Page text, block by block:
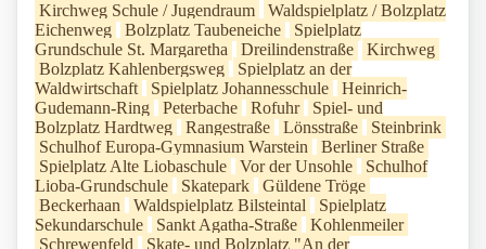
Kirchweg Schule / Jugendraum
Waldspielplatz / Bolzplatz
Eichenweg
Bolzplatz Taubeneiche
Spielplatz
Grundschule St. Margaretha
Dreilindenstraße
Kirchweg
Bolzplatz Kahlenbergsweg
Spielplatz an der
Waldwirtschaft
Spielplatz Johannesschule
Heinrich-
Gudemann-Ring
Peterbache Rofuhr
Spiel- und
Bolzplatz Hardtweg
Rangestraße Lönsstraße
Steinbrink
Schulhof Europa-Gymnasium Warstein
Berliner Straße
Spielplatz Alte Liobaschule
Vor der Unsohle
Schulhof
Lioba-Grundschule
Skatepark
Güldene Tröge
Beckerhaan
Waldspielplatz Bilsteintal
Spielplatz
Sekundarschule
Sankt Agatha-Straße
Kohlenmeiler
Schrewenfeld
Skate- und Bolzplatz "An der